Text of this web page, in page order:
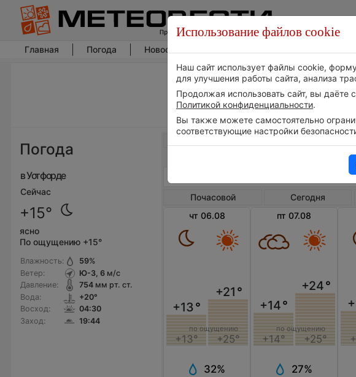
Главная Погода Новости погоды
Погода
в Уотфорде
Сейчас
+15°
ясно
По ощущению +15°
Влажность:
Ветер:
Давление:
Вода:
Восход:
Заход:
59%
Ю-З, 6м/с
754мм рт. ст.
+20°
04:30
19:44
Почасовой Сегодня
чт 06.08
+13°
+13°
+21 °
+25°
по ощущению
32%
пт 07.08
+14°
+14°
+24°
+25°
по ощущению
27%
Использование файлов cookie
Наш сайт использует файлы cookie,
для улучшения работы сайта, анализа
Продолжая использовать сайт, вы даёте
Политикой конфиденциальности.
Вы также можете самостоятельно
соответствующие настройки